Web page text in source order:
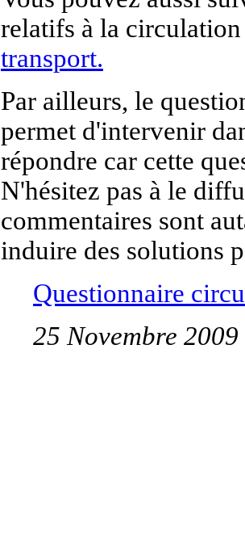
relatifs à la
transport.
Par ailleurs, le
permet d'intervenir
répondre car cette
N'hésitez pas à le
commentaires sont
induire des solutions
Questionnaire
25 Novembre 2009